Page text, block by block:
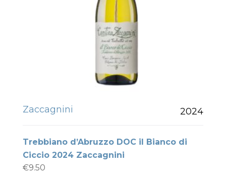
Zaccagnini 2024
Trebbiano d’Abruzzo DOC il Bianco di
Ciccio 2024 Zaccagnini
€9.50